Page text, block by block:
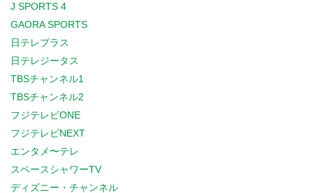
J SPORTS 4
GAORA SPORTS
日テレプラス
日テレジータス
TBSチャンネル1
TBSチャンネル2
フジテレビONE
フジテレビNEXT
エンタメ〜テレ
スペースシャワーTV
ディズニー・チャンネル